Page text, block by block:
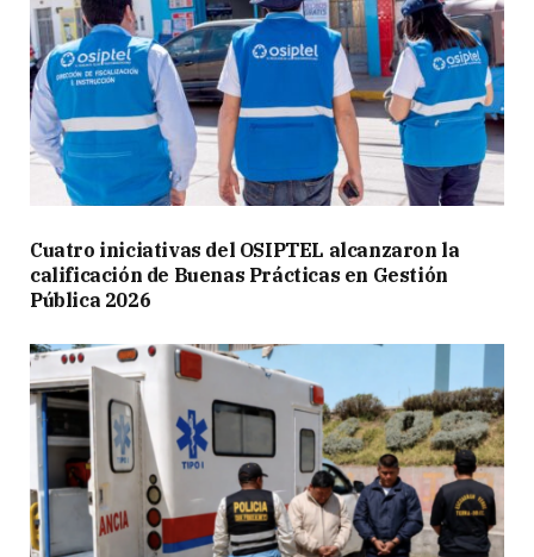
Cuatro iniciativas del OSIPTEL alcanzaron la
calificación de Buenas Prácticas en Gestión
Pública 2026